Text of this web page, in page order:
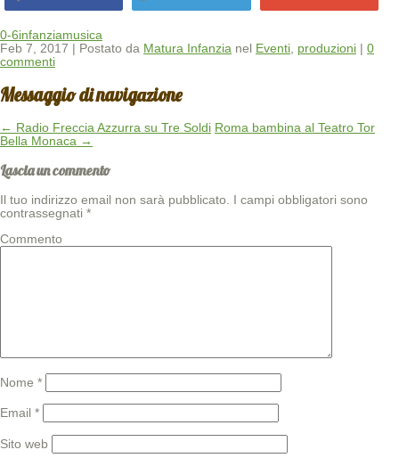
0-6infanziamusica
Feb 7, 2017 | Postato da Matura Infanzia nel Eventi produzioni | 0
commenti
Messaggio di navigazione
← Radio Freccia Azzurra su Tre Soldi Roma bambina al Teatro Tor
Bella Monaca →
Lascia un commento
Il tuo indirizzo email non sarà pubblicato. I campi obbligatori sono
contrassegnati *
Commento
Nome *
Email *
Sito web